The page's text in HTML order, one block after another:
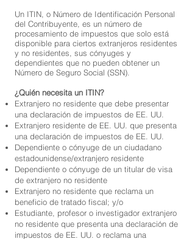
Un ITIN, o Número de Identificación Personal
del Contribuyente, es un número de
procesamiento de impuestos que solo está
disponible para ciertos extranjeros residentes
y no residentes, sus cónyuges y
dependientes que no pueden obtener un
Número de Seguro Social (SSN).
¿Quién necesita un ITIN?
Extranjero no residente que debe presentar
una declaración de impuestos de EE. UU.
Extranjero residente de EE. UU. que presenta
una declaración de impuestos de EE. UU.
Dependiente o cónyuge de un ciudadano
estadounidense/extranjero residente
Dependiente o cónyuge de un titular de visa
de extranjero no residente
Extranjero no residente que reclama un
beneficio de tratado fiscal; y/o
Estudiante, profesor o investigador extranjero
no residente que presenta una declaración de
impuestos de EE. UU. o reclama una